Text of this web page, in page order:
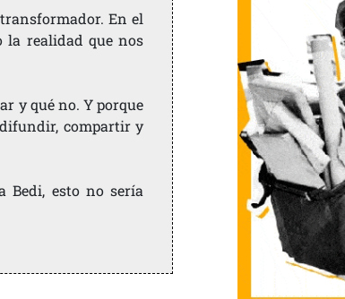
En el
la realidad que nos
y qué no. Y porque
compartir y
Bedi, esto no sería